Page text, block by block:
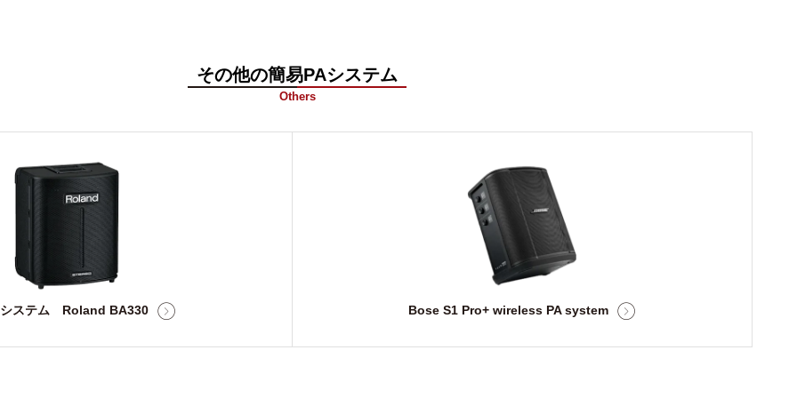
その他の簡易PAシステム
Others
システム Roland BA330 Bose S1 Pro+ wireless PA system